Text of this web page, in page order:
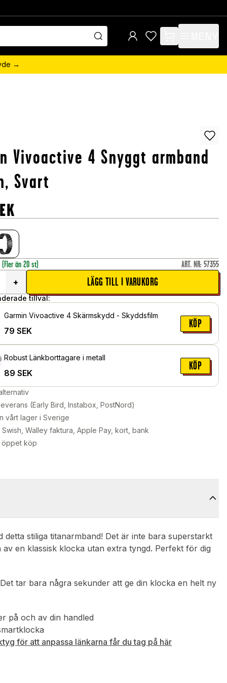
items in cart, view
→
Vivoactive 4 Snyggt armband
Svart
(Fler än 20 st) ART. NR: 57355
+
LÄGG TILL I VARUKORG
tillval:
Garmin Vivoactive 4 Skärmskydd - Skyddsfilm
79 SEK
KÖP
Robust Länkborttagare i metall
89 SEK
KÖP
(Early Bird, Instabox, PostNord)
vårt lager i Sverige
Swish, Walley faktura, Apple Pay, kort, bank
öppet köp
stiliga titanarmband! Det är inte bara superstarkt
en klassisk klocka utan extra tyngd. Perfekt för dig
tar bara några sekunder att ge din klocka en helt ny
på och av din handled
för att anpassa länkarna får du tag på här